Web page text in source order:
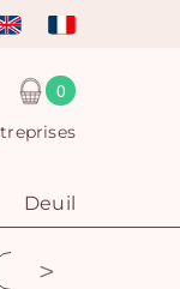
0
Deuil
Couronne funéraire
>